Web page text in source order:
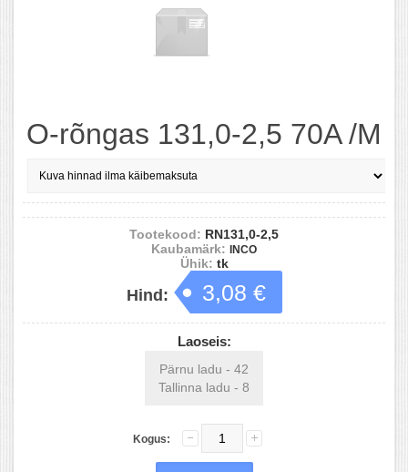
O-rõngas 131,0-2,5 70A /M
Tootekood: RN131,0-2,5
Kaubamärk:
INCO
Ühik: tk
Hind: 3,08 €
Laoseis:
Pärnu ladu - 42
Tallinna ladu - 8
Kogus: